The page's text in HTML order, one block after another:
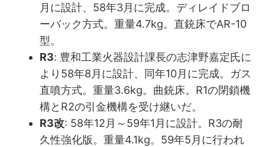
月に設計、58年3月に完成。ディレイドブロ
ーバック方式。重量4.7kg。直銃床でAR-10
型。
R3: 豊和工業火器設計課長の志津野嘉定氏に
より58年8月に設計、同年10月に完成。ガス
直噴方式。重量3.6kg。曲銃床。R1の閉鎖機
構とR2の引金機構を受け継いだ。
R3改: 58年12月～59年1月に設計。R3の耐
久性強化版。重量4.1kg。59年5月に行われ